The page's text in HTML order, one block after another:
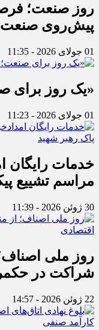
روز صنعت؛
پیش‌روی صنعت
01 جولای 2026 - 11:35
«یک روز برای صنعت؛ ۳۶۴ روز
01 جولای 2026 - 11:23
مراسم تشییع
30 ژوئن 2026 - 11:39
روز ملی
شراکت در
22 ژوئن 2026 - 14:57